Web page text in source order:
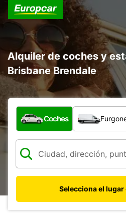
Alquiler de coches y
Brisbane Brendale
¿Qué tipo de vehículo?
Coches
Selecciona el